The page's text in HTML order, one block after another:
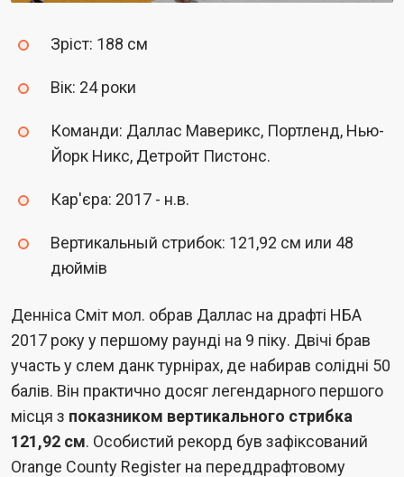
Зріст: 188 см
Вік: 24 роки
Команди: Даллас Маверикс, Портленд, Нью-
Йорк Никс, Детройт Пистонс.
Кар'єра: 2017 - н.в.
Вертикальный стрибок: 121,92 см или 48
дюймів
Денніса Сміт мол. обрав Даллас на драфті НБА
2017 року у першому раунді на 9 піку. Двічі брав
участь у слем данк турнірах, де набирав солідні 50
балів. Він практично досяг легендарного першого
місця з показником вертикального стрибка
121,92 см. Особистий рекорд був зафіксований
Orange County Register на переддрафтовому